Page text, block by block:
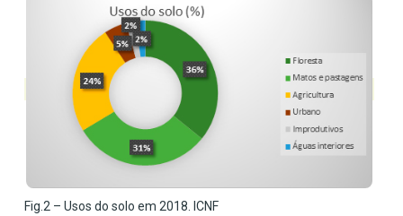
Fig.2 – Usos do solo em 2018. ICNF